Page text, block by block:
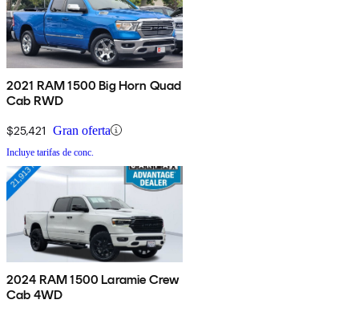
2021 RAM 1500 Big Horn Quad
Cab RWD
$25,421 Gran oferta
Incluye tarifas de conc.
2024 RAM 1500 Laramie Crew
Cab 4WD